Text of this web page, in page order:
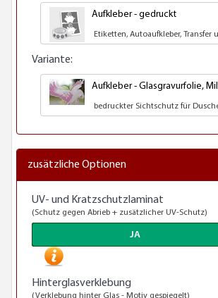
Aufkleber - gedruckt
Etiketten, Autoaufkleber, Transfer
Variante:
Aufkleber - Glasgravurfolie,
bedruckter Sichtschutz für
zusätzliche Optionen
UV- und Kratzschutzlaminat
(Schutz gegen Abrieb + zusätzlicher UV-Schutz)
JA
Hinterglasverklebung
(Verklebung hinter Glas - Motiv gespiegelt)